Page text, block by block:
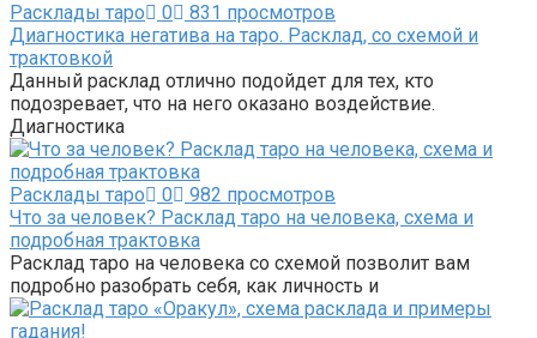
Расклады таро 0
831 просмотров
Диагностика негатива на таро. Расклад, со схемой и
трактовкой
Данный расклад отлично подойдет для тех, кто
подозревает, что на него оказано воздействие.
Диагностика
Расклады таро 0
982 просмотров
Что за человек? Расклад таро на человека, схема и
подробная трактовка
Расклад таро на человека со схемой позволит вам
подробно разобрать себя, как личность и